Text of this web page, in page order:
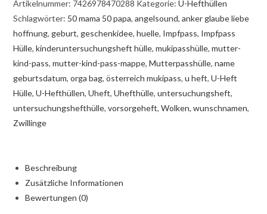
Heft
Hülle
Buttons
mit
Tulpen
in
grau
mit
Menge
Artikelnummer: 7426978470288 Kategorie:U-Hefthüllen
Schlagwörter: 50 mama 50 papa,angelsound,anker glaube liebe
hoffnung, geburt, geschenkidee,huelle, Impfpass, Impfpass
Hülle,kinderuntersuchungsheft hülle,mukipasshülle,mutter-
kind-pass,mutter-kind-pass-mappe,Mutterpasshülle,name
geburtsdatum,orga bag,österreich mukipass,u heft,U-Heft
Hülle,U-Hefthüllen,Uheft,Uhefthülle,untersuchungsheft,
untersuchungshefthülle,vorsorgeheft,Wolken,wunschnamen,
Zwillinge
Beschreibung
Zusätzliche Informationen
Bewertungen (0)